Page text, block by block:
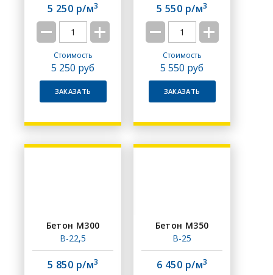
5 250 р/м3
Стоимость
5 250 руб
ЗАКАЗАТЬ
5 550 р/м3
Стоимость
5 550 руб
ЗАКАЗАТЬ
Бетон М300
В-22,5
5 850 р/м3
Бетон М350
В-25
6 450 р/м3